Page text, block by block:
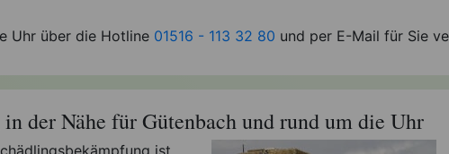
Uhr über die Hotline 01516 - 113 32 80 und per E-Mail für Sie
der Nähe für Gütenbach und rund um die Uhr
ist